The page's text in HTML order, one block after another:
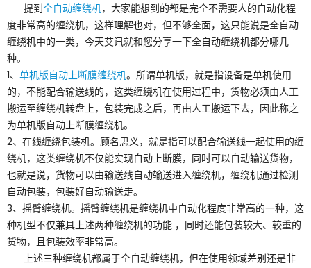
提到全自动缠绕机，大家能想到的都是完全不需要人的自动化程
度非常高的缠绕机，这样理解也对，但不够全面，这只能说是全自动
缠绕机中的一类，今天艾讯就和您分享一下全自动缠绕机都分哪几
种。
1、 单机版自动上断膜缠绕机。所谓单机版，就是指设备是单机使用
的，不能配合输送线的，这类缠绕机在使用过程中，货物必须由人工
搬运至缠绕机转盘上，包装完成之后，再由人工搬运下去，因此称之
为单机版自动上断膜缠绕机。
2、在线缠绕包装机。顾名思义，就是指可以配合输送线一起使用的缠
绕机，这类缠绕机不仅能实现自动上断膜，同时可以自动输送货物，
也就是说，货物可以由输送线自动输送进入缠绕机，缠绕机通过检测
自动包装，包装好自动输送走。
3、摇臂缠绕机。摇臂缠绕机是缠绕机中自动化程度非常高的一种，这
种机型不仅兼具上述两种缠绕机的功能 ，同时还能包装较大、较重的
货物，且包装效率非常高。
上述三种缠绕机都属于全自动缠绕机，但在使用领域差别还是非